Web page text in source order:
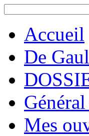
Accueil
De
Mes